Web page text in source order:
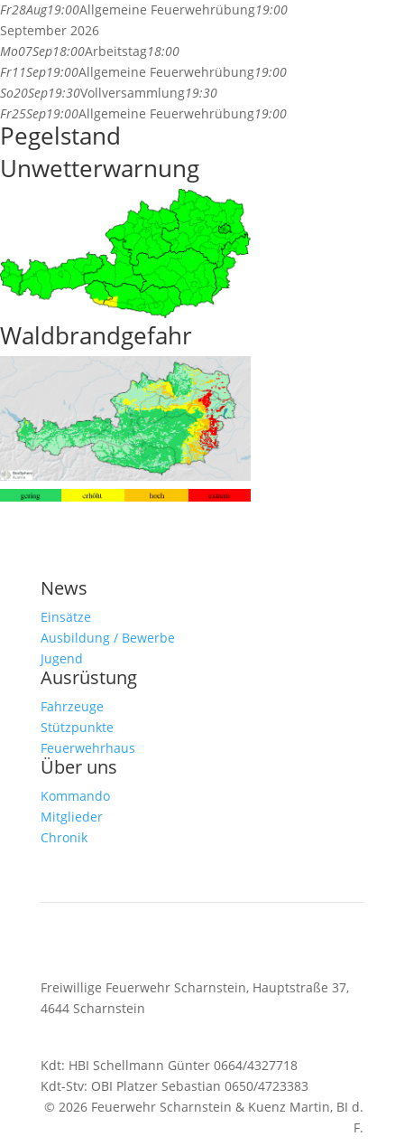
Fr28Aug19:00Allgemeine Feuerwehrübung19:00
September 2026
Mo07Sep18:00Arbeitstag18:00
Fr11Sep19:00Allgemeine Feuerwehrübung19:00
So20Sep19:30Vollversammlung19:30
Fr25Sep19:00Allgemeine Feuerwehrübung19:00
Pegelstand
Unwetterwarnung
Waldbrandgefahr
News
Einsätze
Ausbildung / Bewerbe
Jugend
Ausrüstung
Fahrzeuge
Stützpunkte
Feuerwehrhaus
Über uns
Kommando
Mitglieder
Chronik
Freiwillige Feuerwehr Scharnstein, Hauptstraße 37,
4644 Scharnstein
Kdt: HBI Schellmann Günter 0664/4327718
Kdt-Stv: OBI Platzer Sebastian 0650/4723383
© 2026 Feuerwehr Scharnstein & Kuenz Martin, BI d.
F.